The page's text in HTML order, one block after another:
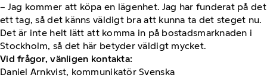
– Jag kommer att köpa en lägenhet. Jag har funderat på det
ett tag, så det känns väldigt bra att kunna ta det steget nu.
Det är inte helt lätt att komma in på bostadsmarknaden i
Stockholm, så det här betyder väldigt mycket.
Vid frågor, vänligen kontakta:
Daniel Arnkvist, kommunikatör Svenska